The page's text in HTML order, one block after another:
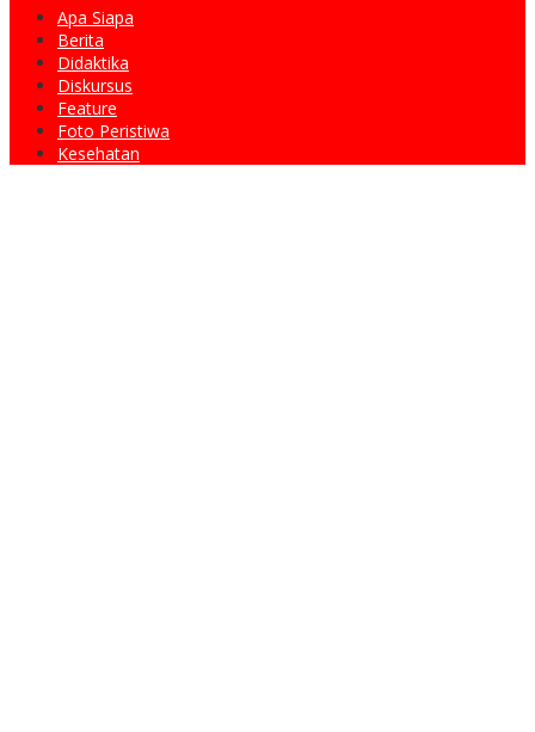
Apa Siapa
Berita
Didaktika
Diskursus
Feature
Foto Peristiwa
Kesehatan